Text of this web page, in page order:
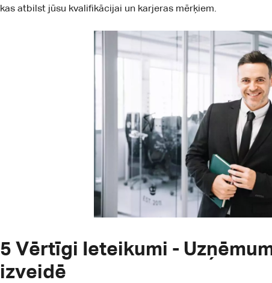
kas atbilst jūsu kvalifikācijai un karjeras mērķiem.
5 Vērtīgi Ieteikumi -
izveidē